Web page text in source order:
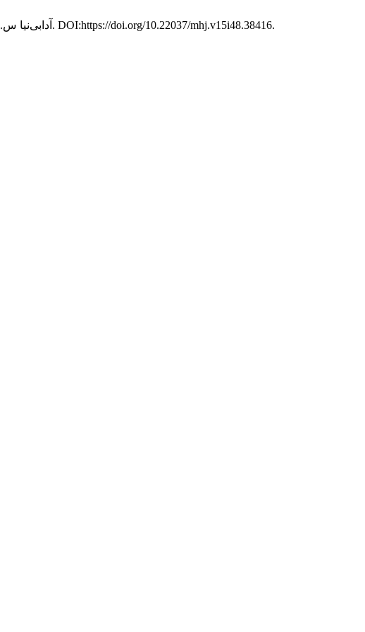
آدابی‌نیا س. و همکاران 2023. . 15, 48 (جولای 2023), 1–11. DOI:https://doi.org/10.22037/mhj.v15i48.38416.